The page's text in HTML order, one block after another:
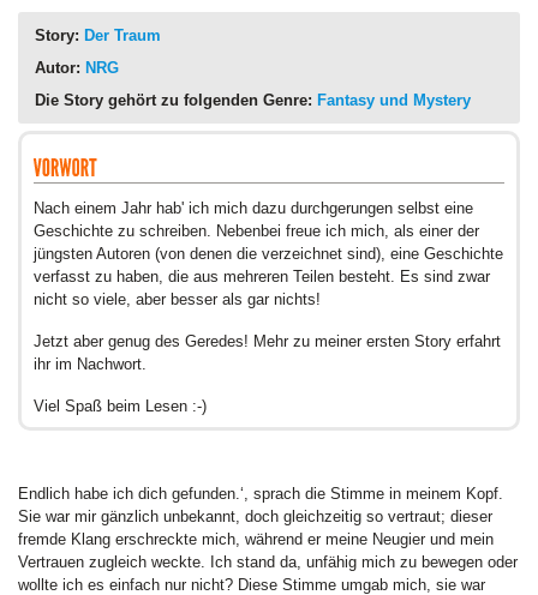
Story: Der Traum
Autor: NRG
Die Story gehört zu folgenden Genre: Fantasy und Mystery
Nach einem Jahr hab' ich mich dazu durchgerungen selbst eine
Geschichte zu schreiben. Nebenbei freue ich mich, als einer der
jüngsten Autoren (von denen die verzeichnet sind), eine Geschichte
verfasst zu haben, die aus mehreren Teilen besteht. Es sind zwar
nicht so viele, aber besser als gar nichts!
Jetzt aber genug des Geredes! Mehr zu meiner ersten Story erfahrt
ihr im Nachwort.
Viel Spaß beim Lesen :-)
Endlich habe ich dich gefunden.‘, sprach die Stimme in meinem Kopf.
Sie war mir gänzlich unbekannt, doch gleichzeitig so vertraut; dieser
fremde Klang erschreckte mich, während er meine Neugier und mein
Vertrauen zugleich weckte. Ich stand da, unfähig mich zu bewegen oder
wollte ich es einfach nur nicht? Diese Stimme umgab mich, sie war